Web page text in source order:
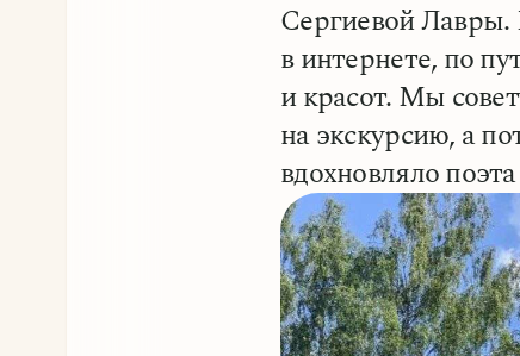
Сергиевой Лавры.
в интернете, по
и красот. Мы
на экскурсию, а
вдохновляло